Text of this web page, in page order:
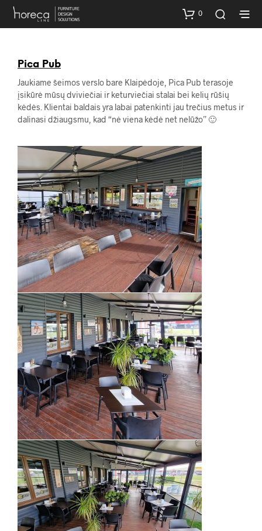
0
Pica Pub
Jaukiame šeimos verslo bare Klaipėdoje, Pica Pub terasoje
įsikūrė mūsų dviviečiai ir keturviečiai stalai bei kelių rūšių
kėdės. Klientai baldais yra labai patenkinti jau trečius metus ir
dalinasi džiaugsmu, kad “nė viena kėdė net nelūžo” 🙂